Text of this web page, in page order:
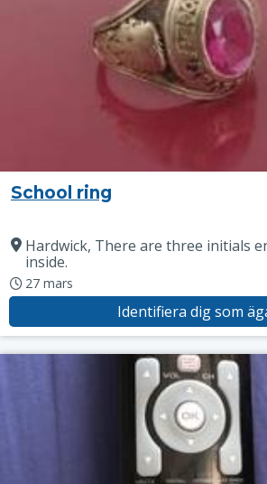
School ring
Hardwick, There are three initials
inside.
27 mars
Identifiera dig som